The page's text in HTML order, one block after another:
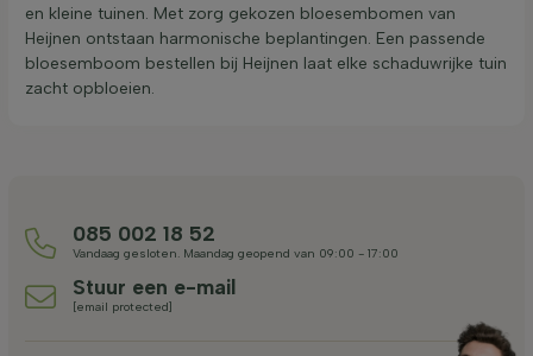
en kleine tuinen. Met zorg gekozen bloesembomen van
Heijnen ontstaan harmonische beplantingen. Een passende
bloesemboom bestellen bij Heijnen laat elke schaduwrijke tuin
zacht opbloeien.
085 002 18 52
Vandaag gesloten. Maandag geopend van 09:00 - 17:00
Stuur een e-mail
[email protected]